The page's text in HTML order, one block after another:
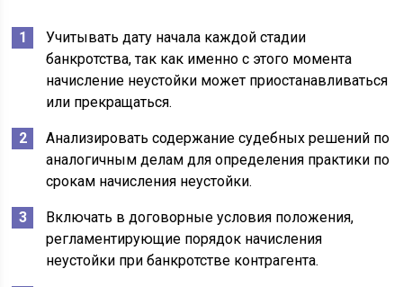
Учитывать дату начала каждой стадии
банкротства, так как именно с этого момента
начисление неустойки может приостанавливаться
или прекращаться.
Анализировать содержание судебных решений по
аналогичным делам для определения практики по
срокам начисления неустойки.
Включать в договорные условия положения,
регламентирующие порядок начисления
неустойки при банкротстве контрагента.